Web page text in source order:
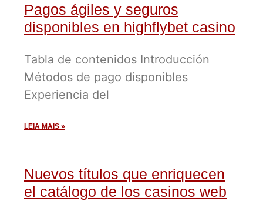
Pagos ágiles y seguros
disponibles en highflybet casino
Tabla de contenidos Introducción
Métodos de pago disponibles
Experiencia del
LEIA MAIS »
Nuevos títulos que enriquecen
el catálogo de los casinos web